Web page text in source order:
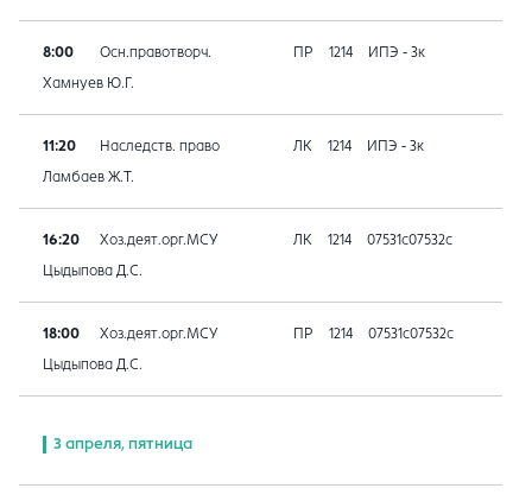
8:00 Осн.правотворч. ПР 1214 ИПЭ - 3к
Хамнуев Ю.Г.
11:20 Наследств. право ЛК 1214 ИПЭ - 3к
Ламбаев Ж.Т.
16:20 Хоз.деят.орг.МСУ ЛК 1214 07531с07532с
Цыдыпова Д.С.
18:00 Хоз.деят.орг.МСУ ПР 1214 07531с07532с
Цыдыпова Д.С.
3 апреля, пятница